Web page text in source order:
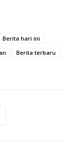
Berita hari ini
Berita terbaru